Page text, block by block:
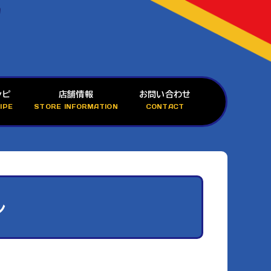
ピ 店舗情報
STORE INFORMATION
お問い合わせ
CONTACT